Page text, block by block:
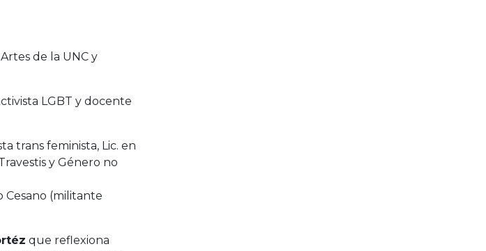
de la UNC y
LGBT y docente
trans feminista, Lic. en
y Género no
Cesano (militante
que reflexiona